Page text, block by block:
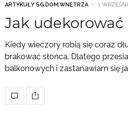
ARTYKUŁY SG DOM WNĘTRZA 1
Jak udekorować
Kiedy wieczory robią się coraz
brakować słońca. Dlatego
balkonowych i zastanawiam się